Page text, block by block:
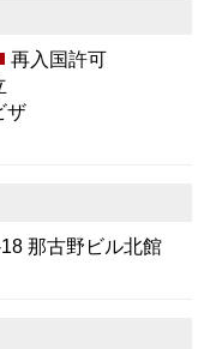
再入国許可
ザ
那古野ビル北館